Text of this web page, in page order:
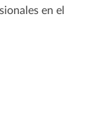
en el